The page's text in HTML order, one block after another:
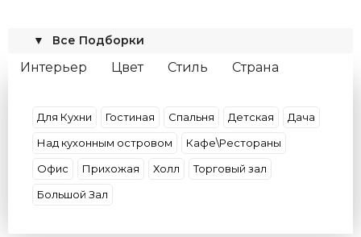
Все Подборки
▼
Интерьер Цвет Стиль
Страна
Цвет свечения
Для Кухни Гостиная Спальня Детская
Дача
Над кухонным островом
Кафе\Рестораны
Офис
Прихожая Холл
Торговый зал
Большой Зал